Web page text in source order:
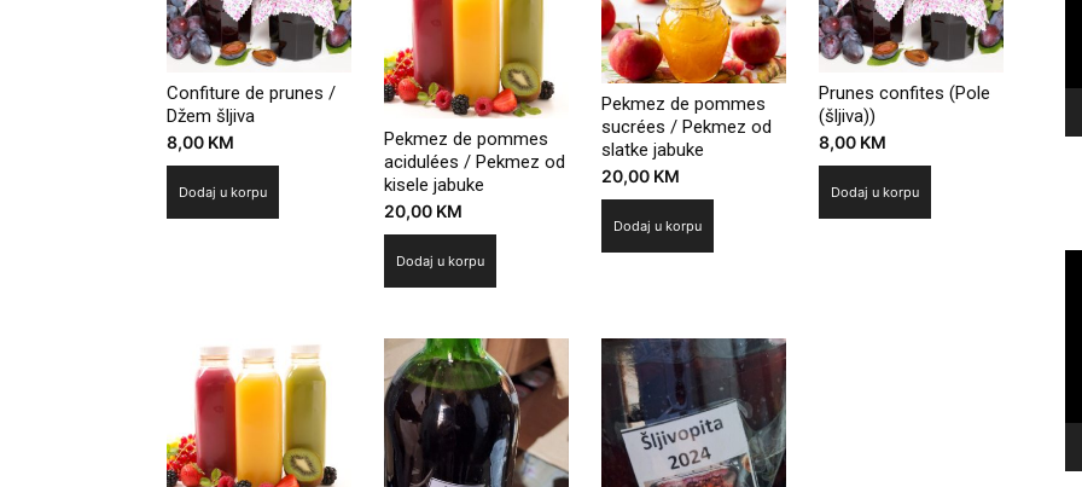
Confiture de prunes /
Džem šljiva
8,00 KM
Dodaj u korpu
Pekmez de pommes
acidulées / Pekmez od
kisele jabuke
20,00 KM
Dodaj u korpu
Pekmez de pommes
sucrées / Pekmez od
slatke jabuke
20,00 KM
Dodaj u korpu
Prunes confites (Pole
(šljiva))
8,00 KM
Dodaj u korpu